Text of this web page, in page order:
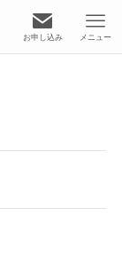
お申し込み メニュー